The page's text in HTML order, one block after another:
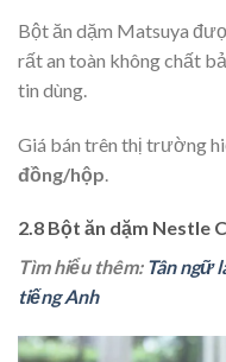
Bột ăn dặm Matsuya
rất an toàn không chất
tin dùng.
Giá bán trên thị trường
đồng/hộp
2.8 Bột ăn dặm Nestle
Tìm hiểu thêm: Tân ngữ
tiếng Anh